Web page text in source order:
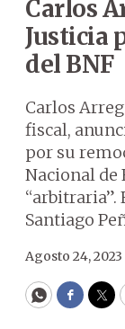
Carlos
Justicia
del BNF
Carlos
fiscal,
por su
Nacional de
“arbitraria”.
Santiago
Agosto 24, 2023
WhatsApp